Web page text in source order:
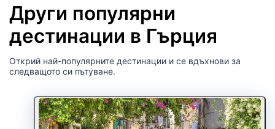
Други популярни
дестинации в Гърция
Открий най-популярните дестинации и се вдъхнови за
следващото си пътуване.